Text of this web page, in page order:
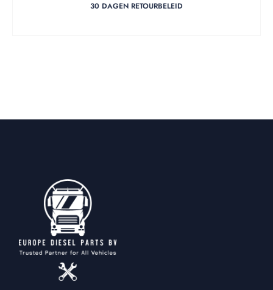
30 DAGEN RETOURBELEID